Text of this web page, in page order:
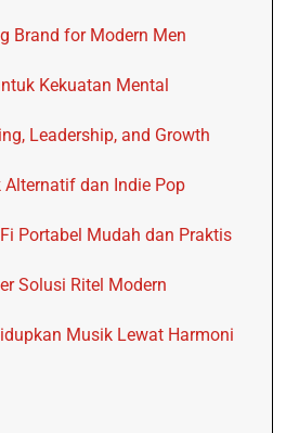
Brand for Modern Men
Kekuatan Mental
Leadership, and Growth
dan Indie Pop
Portabel Mudah dan Praktis
Solusi Ritel Modern
Musik Lewat Harmoni